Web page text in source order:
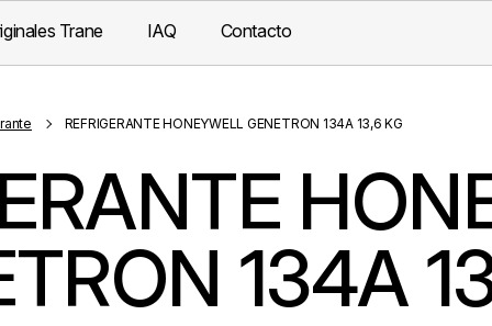
Trane IAQ Contacto
REFRIGERANTE HONEYWELL GENETRON 134A 13,6 KG
134A